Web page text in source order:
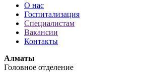
О нас
Госпитализация
Специалистам
Вакансии
Контакты
Алматы
Головное отделение